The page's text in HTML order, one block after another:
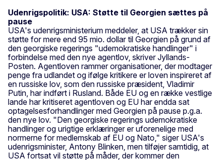
Udenrigspolitik: USA: Støtte til Georgien sættes på
pause
USA's udenrigsministerium meddeler, at USA trækker sin
støtte for mere end 95 mio. dollar til Georgien på grund af
den georgiske regerings "udemokratiske handlinger" i
forbindelse med den nye agentlov, skriver Jyllands-
Posten. Agentloven rammer organisationer, der modtager
penge fra udlandet og ifølge kritikere er loven inspireret af
en russiske lov, som den russiske præsident, Vladimir
Putin, har indført i Rusland. Både EU og en række vestlige
lande har kritiseret agentloven og EU har endda sat
optagelsesforhandlinger med Georgien på pause p.g.a.
den nye lov. "Den georgiske regerings udemokratiske
handlinger og urigtige erklæringer er uforenelige med
normerne for medlemskab af EU og Nato," siger USA's
udenrigsminister, Antony Blinken, men tilføjer samtidig, at
USA fortsat vil støtte på måder, der kommer den